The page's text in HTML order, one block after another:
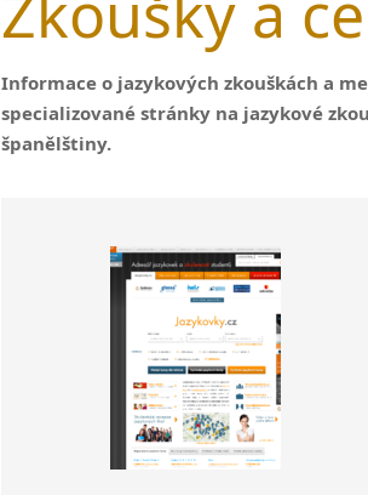
Informace o jazykových zkouškách a
specializované stránky na jazykové
španělštiny.